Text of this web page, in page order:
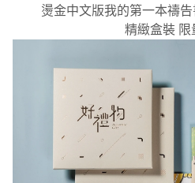
燙金中文版我的第一本禱
精緻盒裝 限